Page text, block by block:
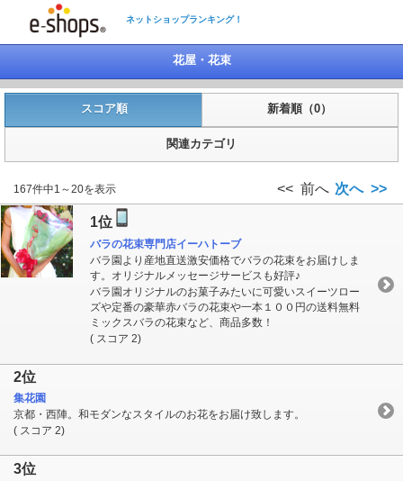
ネットショップランキング！
花屋・花束
スコア順 新着順（0）
関連カテゴリ
167件中1～20を表示 << 前へ 次へ >>
1位
バラの花束専門店イーハトーブ
バラ園より産地直送激安価格でバラの花束をお届けしま
す。オリジナルメッセージサービスも好評♪
バラ園オリジナルのお菓子みたいに可愛いスイーツロー
ズや定番の豪華赤バラの花束や一本１００円の送料無料
ミックスバラの花束など、商品多数！
( スコア 2)
2位
集花園
京都・西陣。和モダンなスタイルのお花をお届け致します。
( スコア 2)
3位